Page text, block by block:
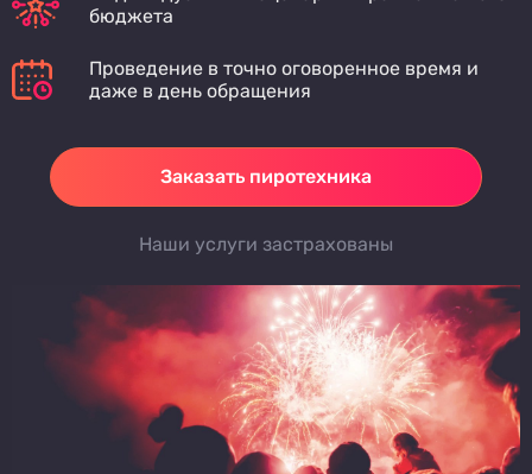
бюджета
Проведение в точно оговоренное время и
даже в день обращения
Заказать пиротехника
Наши услуги застрахованы